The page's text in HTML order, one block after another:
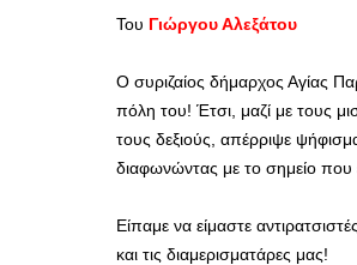
Του Γιώργου Αλεξάτου
Ο συριζαίος δήμαρχος Αγίας
πόλη του! Έτσι, μαζί με τους
τους δεξιούς, απέρριψε
διαφωνώντας με το σημείο που
Είπαμε να είμαστε
και τις διαμερισματάρες μας!